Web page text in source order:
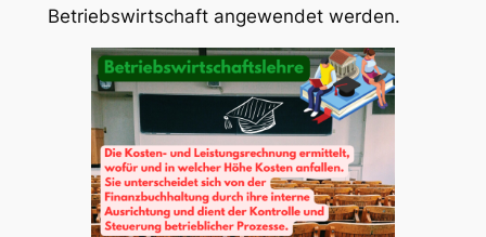
Betriebswirtschaft angewendet werden.